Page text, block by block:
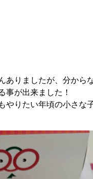
ありましたが、分から
事が出来ました！
やりたい年頃の小さな